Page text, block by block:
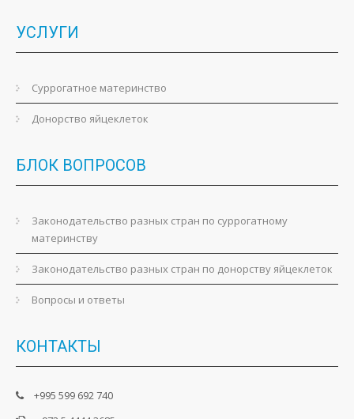
УСЛУГИ
Суррогатное материнство
Донорство яйцеклеток
БЛОК ВОПРОСОВ
Законодательство разных стран по суррогатному
материнству
Законодательство разных стран по донорству яйцеклеток
Вопросы и ответы
КОНТАКТЫ
+995 599 692 740